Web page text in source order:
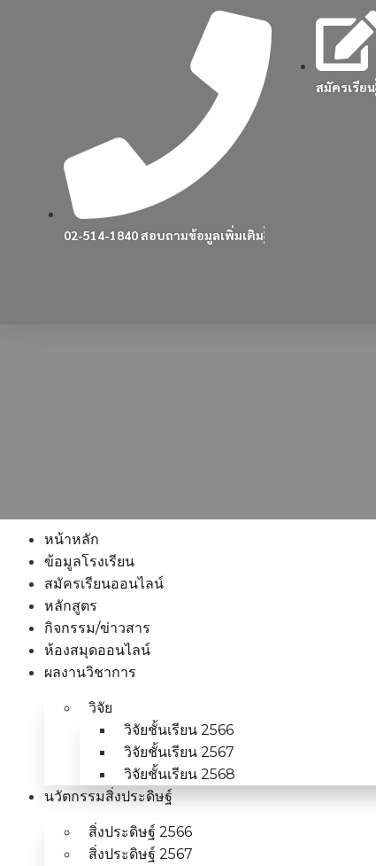
02-514-1840 สอบถามข้อมูลเพิ่มเติม
สมัครเรียน
หน้าหลัก
ข้อมูลโรงเรียน
สมัครเรียนออนไลน์
หลักสูตร
กิจกรรม/ข่าวสาร
ห้องสมุดออนไลน์
ผลงานวิชาการ
วิจัย
วิจัยชั้นเรียน 2566
วิจัยชั้นเรียน 2567
วิจัยชั้นเรียน 2568
นวัตกรรมสิ่งประดิษฐ์
สิ่งประดิษฐ์ 2566
สิ่งประดิษฐ์ 2567